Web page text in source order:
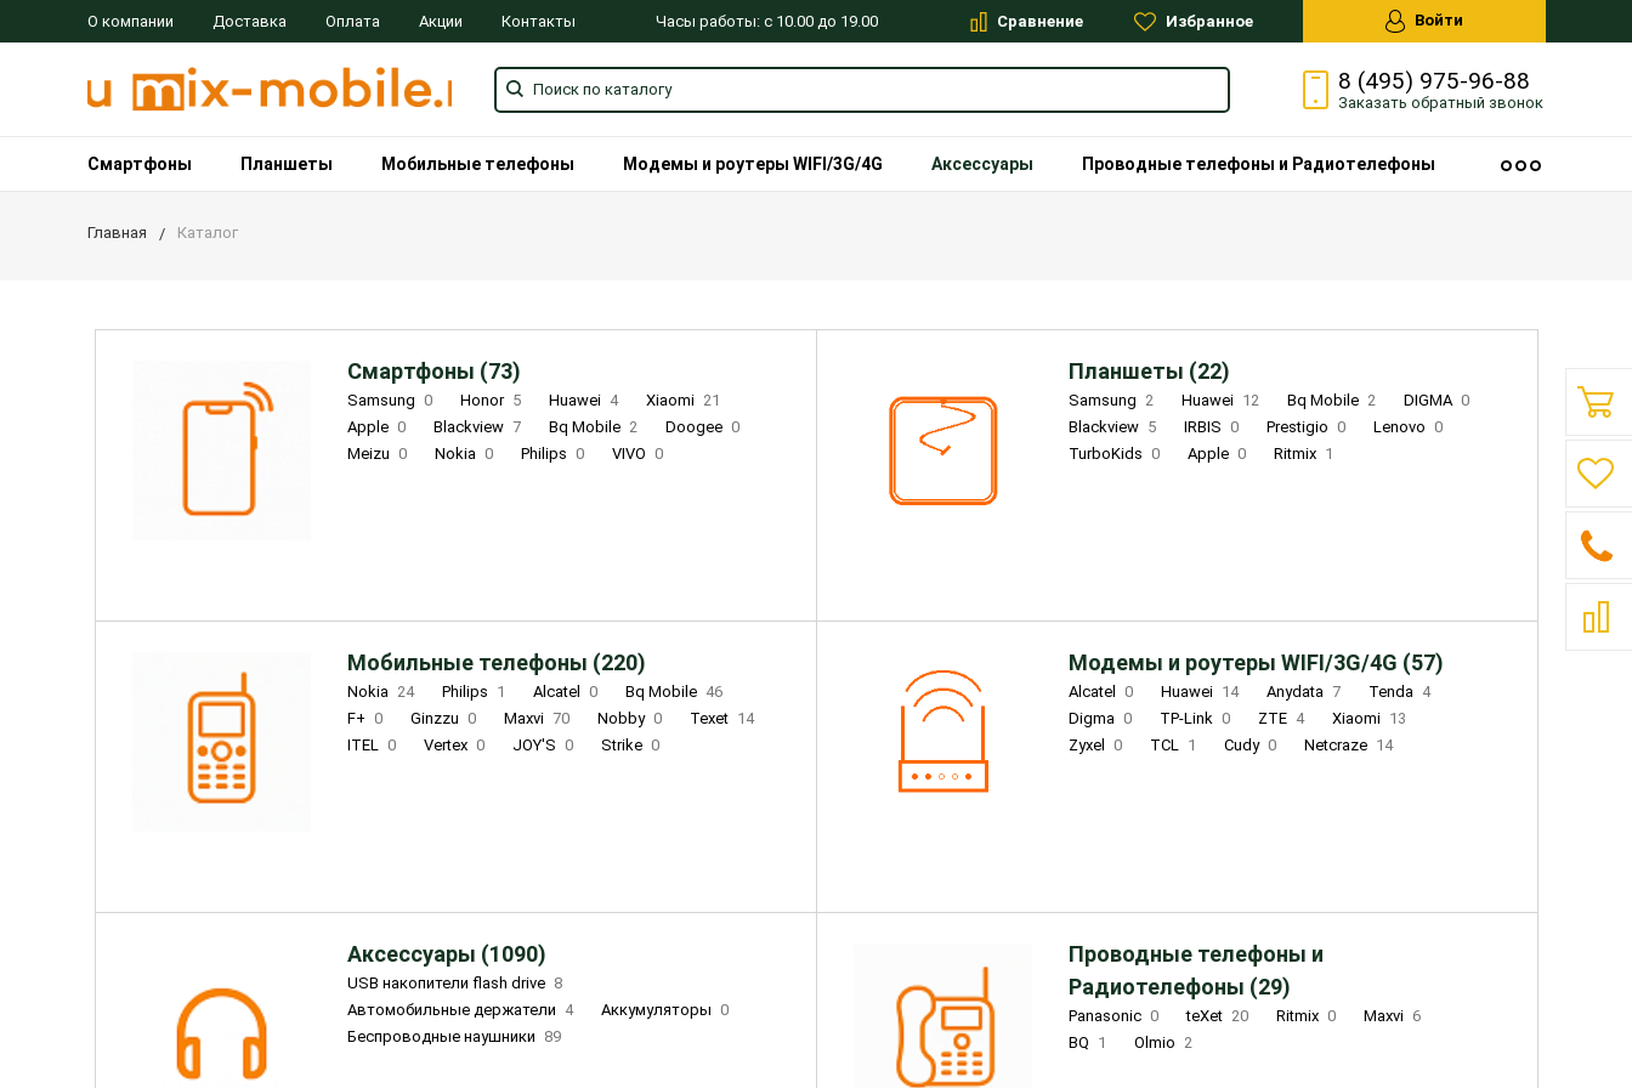
О компании Доставка Оплата Акции Контакты Часы работы: с 10.00 до 19.00 Сравнение Избранное Войти
8 (495) 975-96-88
Заказать обратный звонок
Смартфоны Планшеты Мобильные телефоны Модемы и роутеры WIFI/3G/4G Аксессуары Проводные телефоны и Радиотелефоны
Главная Каталог
Смартфоны (73)
Samsung 0 Honor 5 Huawei 4 Xiaomi 21
Apple 0 Blackview 7 Bq Mobile 2 Doogee 0
Meizu 0 Nokia 0 Philips 0 VIVO 0
Планшеты (22)
Samsung 2 Huawei 12 Bq Mobile 2 DIGMA 0
Blackview 5 IRBIS 0 Prestigio 0 Lenovo 0
TurboKids 0 Apple 0 Ritmix 1
Мобильные телефоны (220)
Nokia 24 Philips 1 Alcatel 0 Bq Mobile 46
F+ 0 Ginzzu 0 Maxvi 70 Nobby 0 Texet 14
ITEL 0 Vertex 0 JOY'S 0 Strike 0
Модемы и роутеры WIFI/3G/4G (57)
Alcatel 0 Huawei 14 Anydata 7 Tenda 4
Digma 0 TP-Link 0 ZTE 4 Xiaomi 13
Zyxel
0 TCL 1 Cudy 0 Netcraze 14
Аксессуары (1090)
USB накопители flash drive 8
Автомобильные держатели 4 Аккумуляторы 0
Беспроводные наушники 89
Проводные телефоны и
Радиотелефоны (29)
Panasonic 0 teXet 20 Ritmix 0 Maxvi 6
BQ 1 Olmio 2